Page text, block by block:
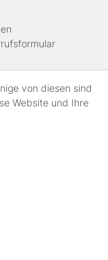
von diesen sind
Website und Ihre